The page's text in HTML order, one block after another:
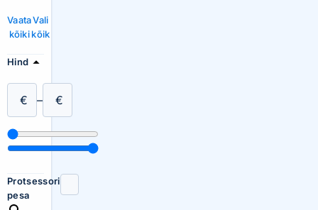
Vaata
kõiki
Vali
kõik
Hind
€ – €
Protsessori
pesa